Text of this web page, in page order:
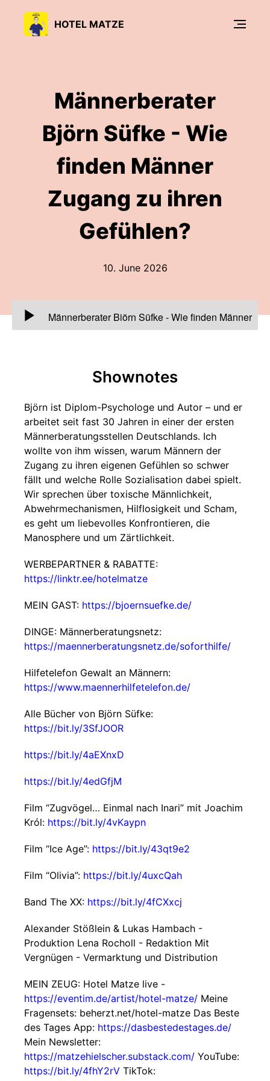
HOTEL MATZE
Männerberater
Björn Süfke - Wie
finden Männer
Zugang zu ihren
Gefühlen?
10. June 2026
00:00:00
Männerberater Björn Süfke - Wie finden Männer
Zugang zu ihren Gefühlen?-Mein heutiger Gast
Shownotes
Björn ist Diplom-Psychologe und Autor – und er
arbeitet seit fast 30 Jahren in einer der ersten
Männerberatungsstellen Deutschlands. Ich
wollte von ihm wissen, warum Männern der
Zugang zu ihren eigenen Gefühlen so schwer
fällt und welche Rolle Sozialisation dabei spielt.
Wir sprechen über toxische Männlichkeit,
Abwehrmechanismen, Hilflosigkeit und Scham,
es geht um liebevolles Konfrontieren, die
Manosphere und um Zärtlichkeit.
WERBEPARTNER & RABATTE:
https://linktr.ee/hotelmatze
MEIN GAST: https://bjoernsuefke.de/
DINGE: Männerberatungsnetz:
https://maennerberatungsnetz.de/soforthilfe/
Hilfetelefon Gewalt an Männern:
https://www.maennerhilfetelefon.de/
Alle Bücher von Björn Süfke:
https://bit.ly/3SfJOOR
https://bit.ly/4aEXnxD
https://bit.ly/4edGfjM
Film “Zugvögel… Einmal nach Inari” mit Joachim
Król: https://bit.ly/4vKaypn
Film “Ice Age”: https://bit.ly/43qt9e2
Film “Olivia”: https://bit.ly/4uxcQah
Band The XX: https://bit.ly/4fCXxcj
Alexander Stößlein & Lukas Hambach -
Produktion Lena Rocholl - Redaktion Mit
Vergnügen - Vermarktung und Distribution
MEIN ZEUG: Hotel Matze live -
https://eventim.de/artist/hotel-matze/ Meine
Fragensets: beherzt.net/hotel-matze Das Beste
des Tages App: https://dasbestedestages.de/
Mein Newsletter:
https://matzehielscher.substack.com/ YouTube:
https://bit.ly/4fhY2rV TikTok: